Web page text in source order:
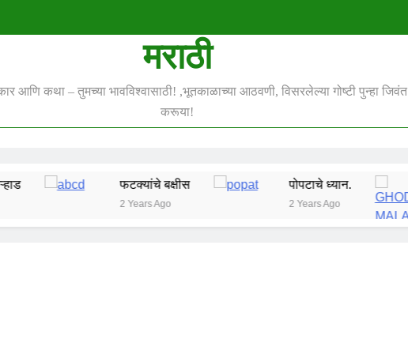
मराठी
आणि कथा – तुमच्या भावविश्वासाठी! ,भूतकाळाच्या आठवणी, विसरलेल्या गोष्टी पुन्हा जिवंत
करूया!
फटक्यांचे बक्षीस
2 Years Ago
पोपटाचे ध्यान.
2 Years Ago